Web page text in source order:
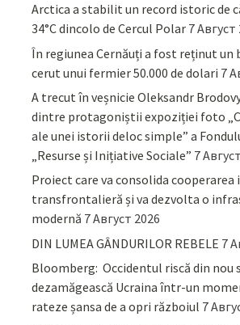
Arctica a stabilit un record istoric de
34°C dincolo de Cercul Polar 7 Август
În regiunea Cernăuți a fost reținut un
cerut unui fermier 50.000 de dolari 7
A trecut în veșnicie Oleksandr
dintre protagoniștii expoziției foto
ale unei istorii deloc simple” a
„Resurse și Inițiative Sociale” 7
Proiect care va consolida
transfrontalieră și va dezvolta o
modernă 7 Август 2026
DIN LUMEA GÂNDURILOR REBELE 7
Bloomberg: Occidentul riscă din nou
dezamăgească Ucraina într-un
rateze șansa de a opri războiul 7